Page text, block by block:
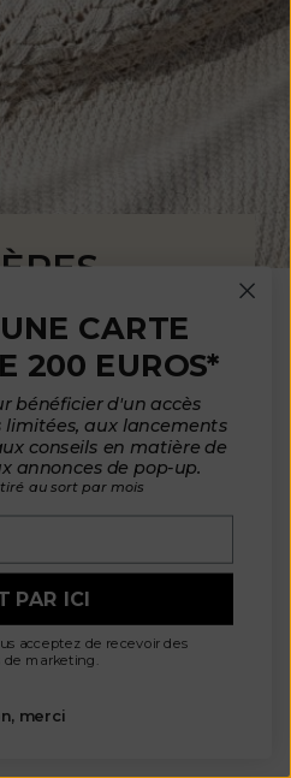
des fibres
et
sans cruauté et du
matériaux de haute
sélectionnés
en Italie, en
ce qui nous permet
santé et
en assurant le bien-
de la planète.
CARTE
200 EUROS*
bénéficier d'un accès
aux lancements
conseils en matière de
annonces de pop-up.
au sort par mois
PAR ICI
acceptez de recevoir des
de marketing.
merci